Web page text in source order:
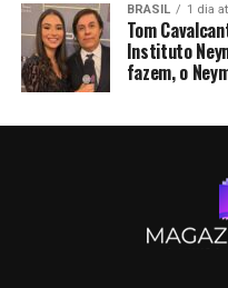
BRASIL 1 dia
Tom
Instituto
fazem, o